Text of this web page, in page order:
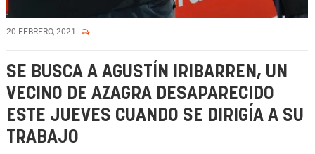
20 FEBRERO, 2021
SE BUSCA A AGUSTÍN IRIBARREN, UN
VECINO DE AZAGRA DESAPARECIDO
ESTE JUEVES CUANDO SE DIRIGÍA A SU
TRABAJO